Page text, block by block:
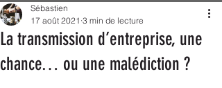
La transmission d’entreprise, une
chance… ou une malédiction ?
Sébastien
17 août 2021 3 min de lecture